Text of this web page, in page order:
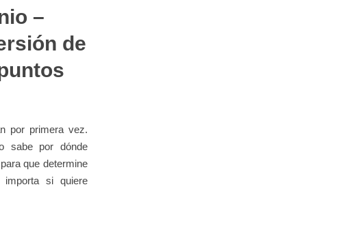
–
de
por primera vez.
sabe por dónde
que determine
si quiere